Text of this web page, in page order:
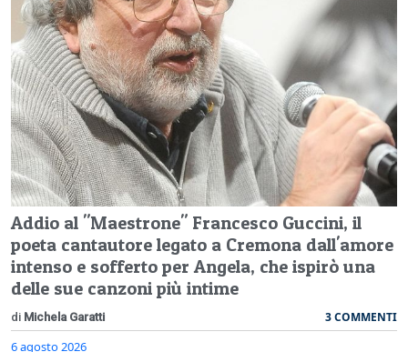
Addio al "Maestrone" Francesco Guccini, il
poeta cantautore legato a Cremona dall'amore
intenso e sofferto per Angela, che ispirò una
delle sue canzoni più intime
di Michela Garatti 3 COMMENTI
6 agosto 2026